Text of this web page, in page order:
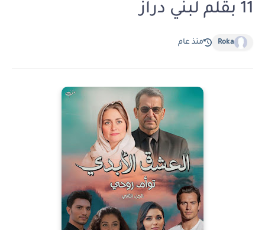
11 بقلم لبني دراز
Roka منذ عام